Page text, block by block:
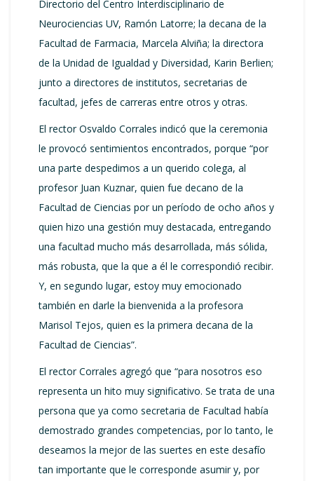
Directorio del Centro Interdisciplinario de
Neurociencias UV, Ramón Latorre; la decana de la
Facultad de Farmacia, Marcela Alviña; la directora
de la Unidad de Igualdad y Diversidad, Karin Berlien;
junto a directores de institutos, secretarias de
facultad, jefes de carreras entre otros y otras.
El rector Osvaldo Corrales indicó que la ceremonia
le provocó sentimientos encontrados, porque “por
una parte despedimos a un querido colega, al
profesor Juan Kuznar, quien fue decano de la
Facultad de Ciencias por un período de ocho años y
quien hizo una gestión muy destacada, entregando
una facultad mucho más desarrollada, más sólida,
más robusta, que la que a él le correspondió recibir.
Y, en segundo lugar, estoy muy emocionado
también en darle la bienvenida a la profesora
Marisol Tejos, quien es la primera decana de la
Facultad de Ciencias”.
El rector Corrales agregó que “para nosotros eso
representa un hito muy significativo. Se trata de una
persona que ya como secretaria de Facultad había
demostrado grandes competencias, por lo tanto, le
deseamos la mejor de las suertes en este desafío
tan importante que le corresponde asumir y, por